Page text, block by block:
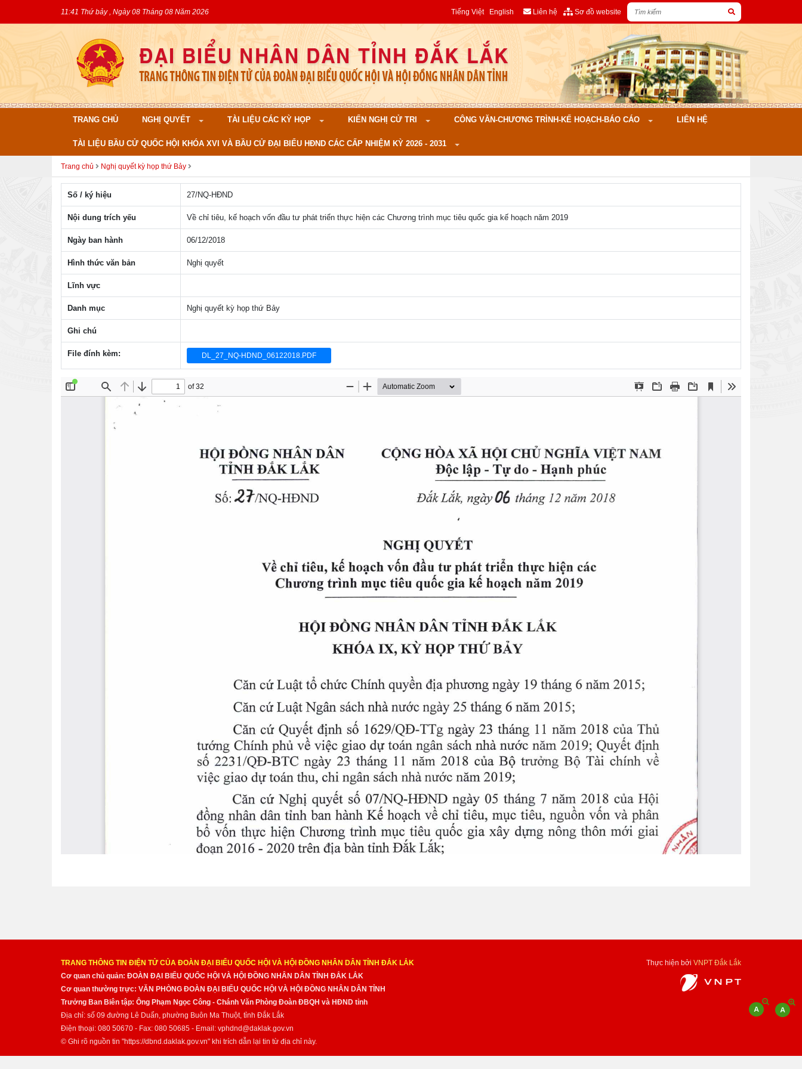
11:41 Thứ bảy , Ngày 08 Tháng 08 Năm 2026 Tiếng Việt English Liên hệ Sơ đồ website
TRANG CHỦ NGHỊ QUYẾT TÀI LIỆU CÁC KỲ HỌP KIẾN NGHỊ CỬ TRI CÔNG VĂN-CHƯƠNG TRÌNH-KẾ HOẠCH-BÁO CÁO LIÊN HỆ
TÀI LIỆU BẦU CỬ QUỐC HỘI KHÓA XVI VÀ BẦU CỬ ĐẠI BIỂU HĐND CÁC CẤP NHIỆM KỲ 2026 - 2031
Trang chủ Nghị quyết kỳ họp thứ Bảy
Số / ký hiệu 27/NQ-HÐND
Nội dung trích yếu Về chỉ tiêu, kế hoạch vốn đầu tư phát triển thực hiện các Chương trình mục tiêu quốc gia kế hoạch năm 2019
Ngày ban hành 06/12/2018
Hình thức văn bản Nghị quyết
Lĩnh vực
Danh mục Nghị quyết kỳ họp thứ Bảy
Ghi chú
File đính kèm: DL_27_NQ-HDND_06122018.PDF
TRANG THÔNG TIN ĐIỆN TỬ CỦA ĐOÀN ĐẠI BIỂU QUỐC HỘI VÀ HỘI ĐỒNG NHÂN DÂN TỈNH ĐẮK LẮK
Cơ quan chủ quản: ĐOÀN ĐẠI BIỂU QUỐC HỘI VÀ HỘI ĐỒNG NHÂN DÂN TỈNH ĐẮK LẮK
Cơ quan thường trực: VĂN PHÒNG ĐOÀN ĐẠI BIỂU QUỐC HỘI VÀ HỘI ĐỒNG NHÂN DÂN TỈNH
Trưởng Ban Biên tập: Ông Phạm Ngọc Công - Chánh Văn Phòng Đoàn ĐBQH và HĐND tỉnh
Địa chỉ: số 09 đường Lê Duẩn, phường Buôn Ma Thuột, tỉnh Đắk Lắk
Điện thoại: 080 50670 - Fax: 080 50685 - Email: vphdnd@daklak.gov.vn
© Ghi rõ nguồn tin "https://dbnd.daklak.gov.vn" khi trích dẫn lại tin từ địa chỉ này.
Thực hiện bởi VNPT Đắk Lắk